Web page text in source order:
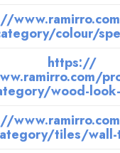
colour/
https://
wood-
tiles/